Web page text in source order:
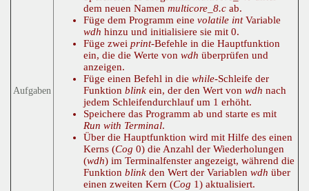
Aufgaben
dem neuen Namen multicore_8.c ab.
Füge dem Programm eine volatile intVariable
wdh hinzu und initialisiere sie mit 0.
Füge zwei print-Befehle in die Hauptfunktion
ein, die die Werte von wdh überprüfen und
anzeigen.
Füge einen Befehl in die while-Schleife der
Funktion blink ein, der den Wert von wdh nach
jedem Schleifendurchlauf um 1 erhöht.
Speichere das Programm ab und starte es mit
Run with Terminal.
Über die Hauptfunktion wird mit Hilfe des einen
Kerns (Cog 0) die Anzahl der Wiederholungen
(wdh) im Terminalfenster angezeigt, während die
Funktion blink den Wert der Variablen wdh über
einen zweiten Kern (Cog 1) aktualisiert.